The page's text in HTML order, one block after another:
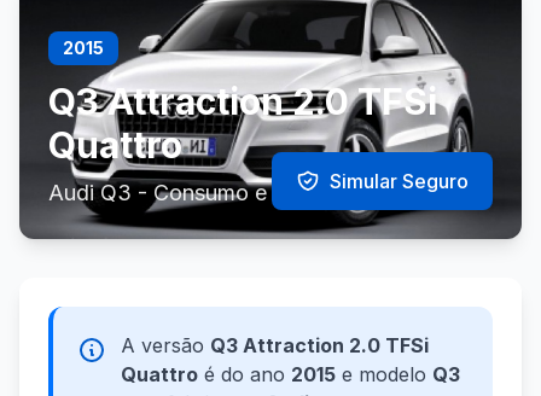
2015
Q3 Attraction 2.0 TFSi
Quattro
Audi Q3 - Consumo e Especificações
Simular Seguro
A versão Q3 Attraction 2.0 TFSi
Quattro é do ano 2015 e modelo Q3